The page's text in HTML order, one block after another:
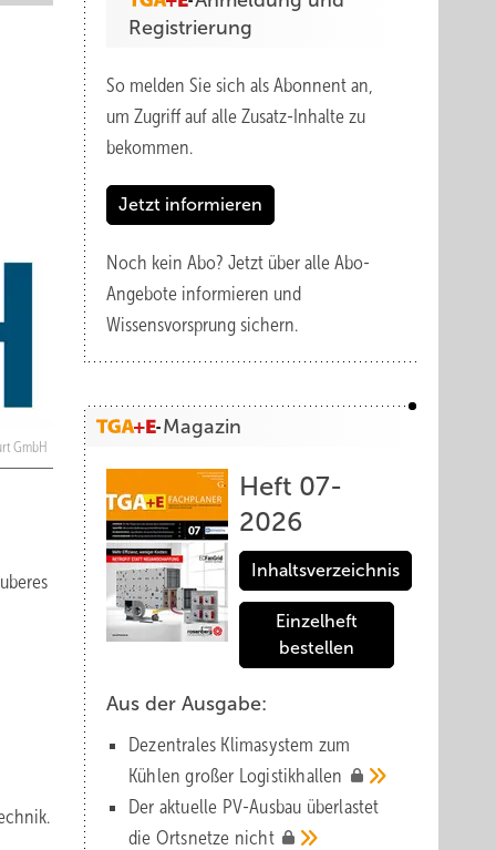
GmbH
Registrierung
So melden Sie sich als Abonnent an,
um Zugriff auf alle Zusatz-Inhalte zu
bekommen.
Jetzt informieren
Noch kein Abo? Jetzt über alle Abo-
Angebote informieren und
Wissensvorsprung sichern.
Magazin
Heft 07-
2026
Inhaltsverzeichnis
Einzelheft
bestellen
Aus der Ausgabe:
Dezentrales Klimasystem zum
Kühlen großer Logistik­hallen
Der aktuelle PV-Ausbau über­lastet
die Orts­netze nicht